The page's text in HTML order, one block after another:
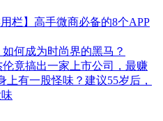
用栏】高手微商必备的8个APP
何成为时尚界的黑马？
竟搞出一家上市公司，最赚
有一股怪味？建议55岁后，